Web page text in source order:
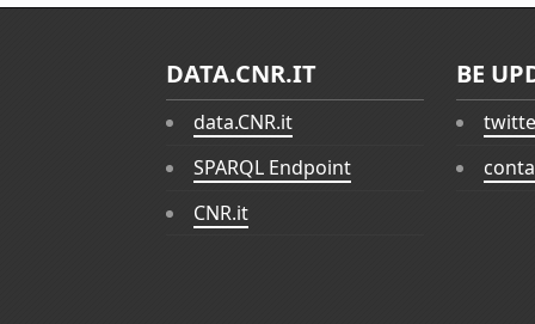
DATA.CNR.IT
data.CNR.it
SPARQL Endpoint
CNR.it
BE